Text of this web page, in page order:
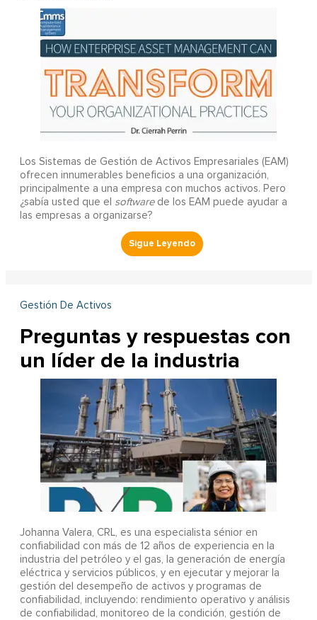
Los Sistemas de Gestión de Activos Empresariales (EAM)
ofrecen innumerables beneficios a una organización,
principalmente a una empresa con muchos activos. Pero
¿sabía usted que el softwarede los EAM puede ayudar a
las empresas a organizarse?
Gestión De Activos
Preguntas y respuestas con
un líder de la industria
Johanna Valera, CRL, es una especialista sénior en
confiabilidad con más de 12 años de experiencia en la
industria del petróleo y el gas, la generación de energía
eléctrica y servicios públicos, y en ejecutar y mejorar la
gestión del desempeño de activos y programas de
confiabilidad, incluyendo: rendimiento operativo y análisis
de confiabilidad, monitoreo de la condición, gestión de